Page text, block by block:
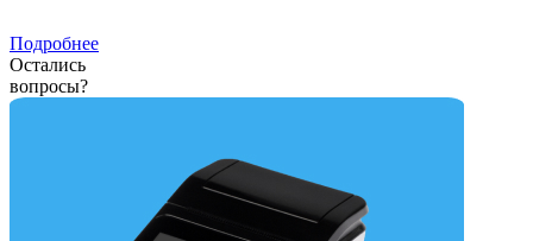
Подробнее
Остались
вопросы?